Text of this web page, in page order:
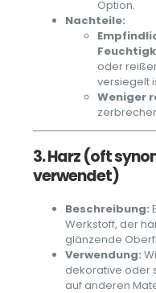
Option.
Nachteile:
oder
versiegelt
Weniger
3. Harz (oft
verwendet)
Beschreibung:
Werkstoff, der
glänzende
Verwendung:
dekorative oder
auf anderen